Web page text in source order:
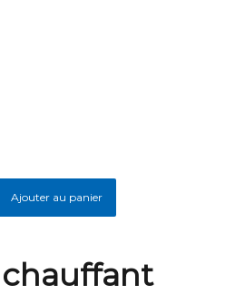
Ajouter au panier